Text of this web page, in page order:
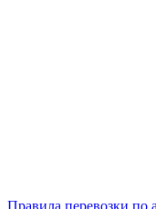
Правила перевозки по